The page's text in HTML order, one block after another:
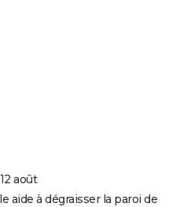
août
aide à dégraisser la paroi de